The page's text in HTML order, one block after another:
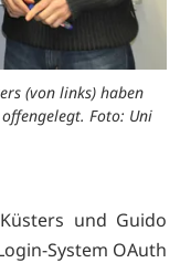
(von links) haben
Foto: Uni
und Guido
System OAuth